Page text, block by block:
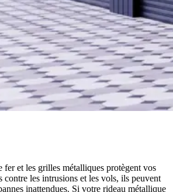
fer et les grilles métalliques protègent vos
contre les intrusions et les vols, ils peuvent
inattendues. Si votre rideau métallique